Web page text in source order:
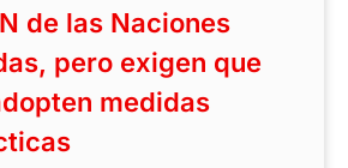
de las Naciones
pero exigen que
medidas